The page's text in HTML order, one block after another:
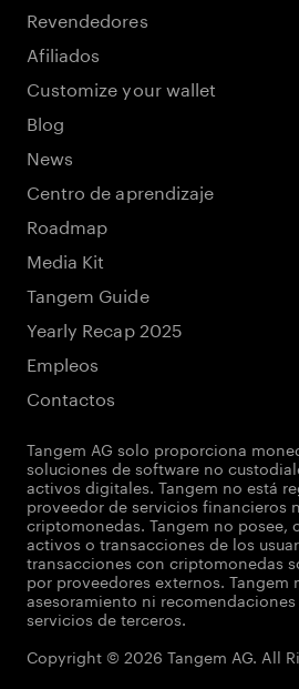
Revendedores
Afiliados
Customize your wallet
Blog
News
Centro de aprendizaje
Roadmap
Media Kit
Tangem Guide
Yearly Recap 2025
Empleos
Contactos
Tangem AG solo proporciona
soluciones de software no
activos digitales. Tangem no está
proveedor de servicios financieros
criptomonedas. Tangem no posee,
activos o transacciones de los
transacciones con criptomonedas
por proveedores externos. Tangem
asesoramiento ni
servicios de terceros.